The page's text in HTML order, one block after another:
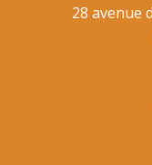
28 avenue